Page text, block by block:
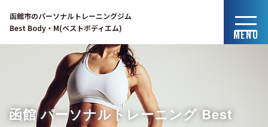
函館市のパーソナルトレーニングジム
Best Body・M(ベストボディエム)
MENU
函館 パーソナルトレーニング Best